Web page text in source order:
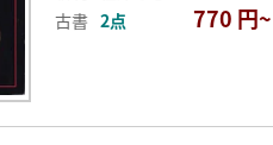
古書 2点 770 円~